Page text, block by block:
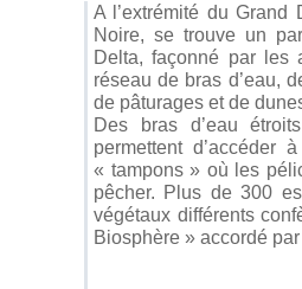
A l’extrémité du
Noire, se trouve un
Delta, façonné par
réseau de bras d’eau,
de pâturages et de
Des bras d’eau
permettent d’accéder
« tampons » où les
pêcher. Plus de 300
végétaux différents
Biosphère » accordé